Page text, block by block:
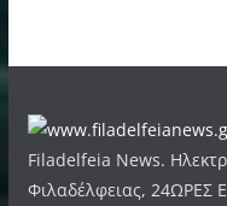
Filadelfeia News.
Φιλαδέλφειας, 24ΩΡΕΣ